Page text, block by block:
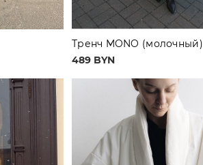
Тренч MONO (молочный)
489 BYN